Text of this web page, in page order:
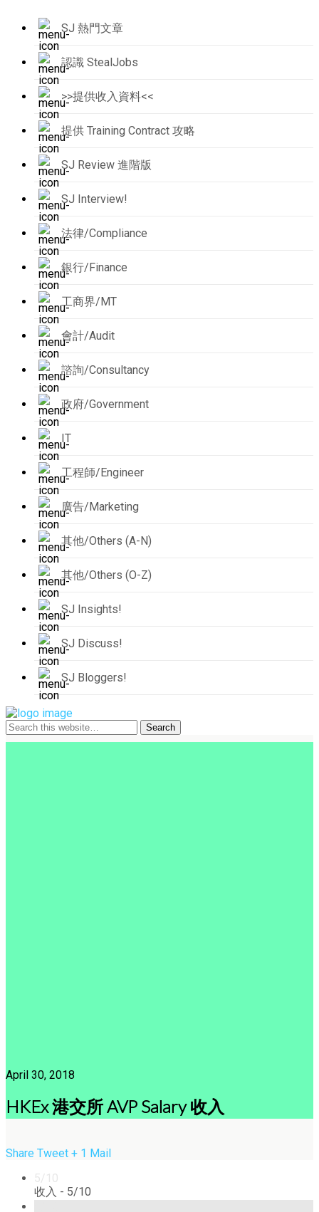
SJ 熱門文章
認識 StealJobs
>>提供收入資料<<
提供 Training Contract 攻略
SJ Review 進階版
SJ Interview!
法律/Compliance
銀行/Finance
工商界/MT
會計/Audit
諮詢/Consultancy
政府/Government
IT
工程師/Engineer
廣告/Marketing
其他/Others (A-N)
其他/Others (O-Z)
SJ Insights!
SJ Discuss!
SJ Bloggers!
April 30, 2018
HKEx 港交所 AVP Salary 收入
Share Tweet + 1 Mail
5/10
收入 - 5/10